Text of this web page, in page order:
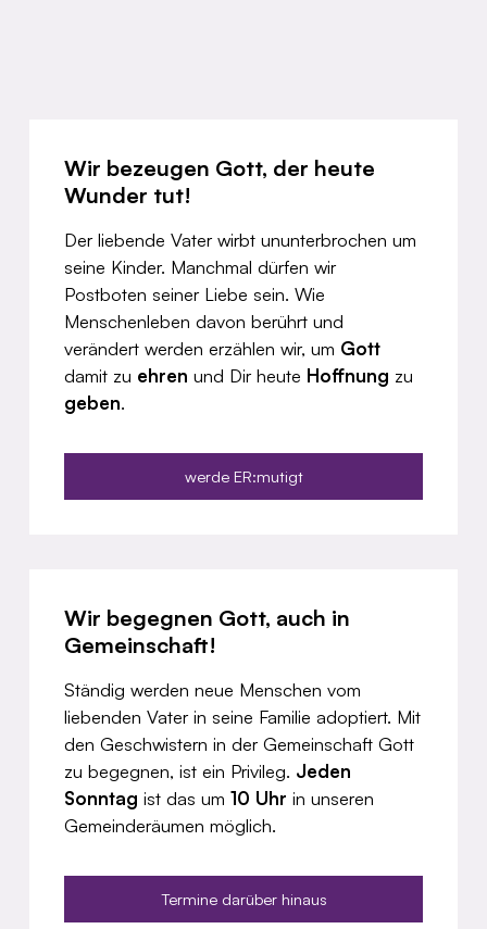
Wir bezeugen Gott, der heute
Wunder tut!
Der liebende Vater wirbt ununterbrochen um
seine Kinder. Manchmal dürfen wir
Postboten seiner Liebe sein. Wie
Menschenleben davon berührt und
verändert werden erzählen wir, um Gott
damit zu ehren und Dir heute Hoffnung zu
geben.
werde ER:mutigt
Wir begegnen Gott, auch in
Gemeinschaft!
Ständig werden neue Menschen vom
liebenden Vater in seine Familie adoptiert. Mit
den Geschwistern in der Gemeinschaft Gott
zu begegnen, ist ein Privileg. Jeden
Sonntag ist das um 10 Uhr in unseren
Gemeinderäumen möglich.
Termine darüber hinaus